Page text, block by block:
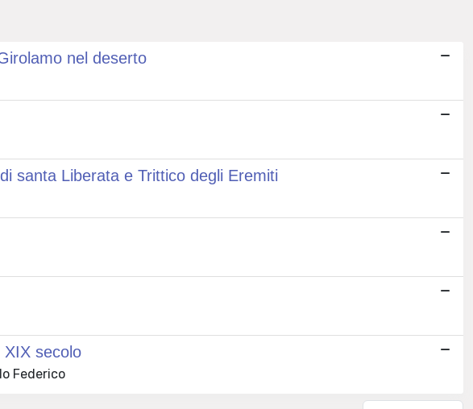
nel deserto
santa Liberata e Trittico degli Eremiti
XIX secolo
Federico